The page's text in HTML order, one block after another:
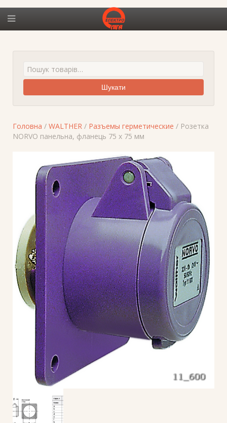
Шукати
Головна / WALTHER / Разъемы герметические / Розетка
NORVO панельна, фланець 75 х 75 мм